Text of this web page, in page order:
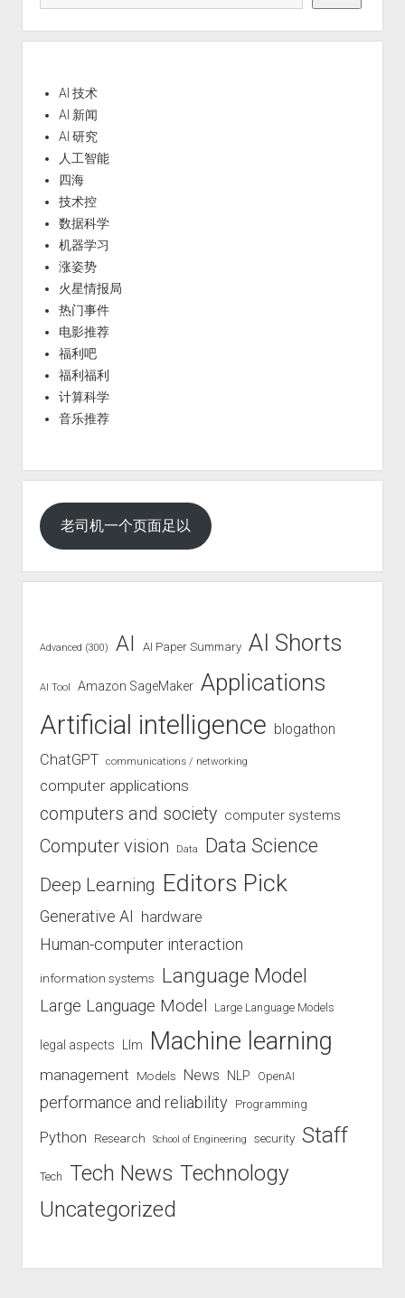
AI 技术
AI 新闻
AI 研究
人工智能
四海
技术控
数据科学
机器学习
涨姿势
火星情报局
热门事件
电影推荐
福利吧
福利福利
计算科学
音乐推荐
老司机一个页面足以
Advanced (300) AI AI Paper Summary AI Shorts
AI Tool Amazon SageMaker Applications
Artificial intelligence blogathon
ChatGPT communications / networking
computer applications
computers and society computer systems
Computer vision Data Data Science
Deep Learning Editors Pick
Generative AI hardware
Human-computer interaction
information systems Language Model
Large Language Model Large Language Models
legal aspects Llm Machine learning
management Models News NLP OpenAI
performance and reliability Programming
Python Research School of Engineering security Staff
Tech Tech News Technology
Uncategorized